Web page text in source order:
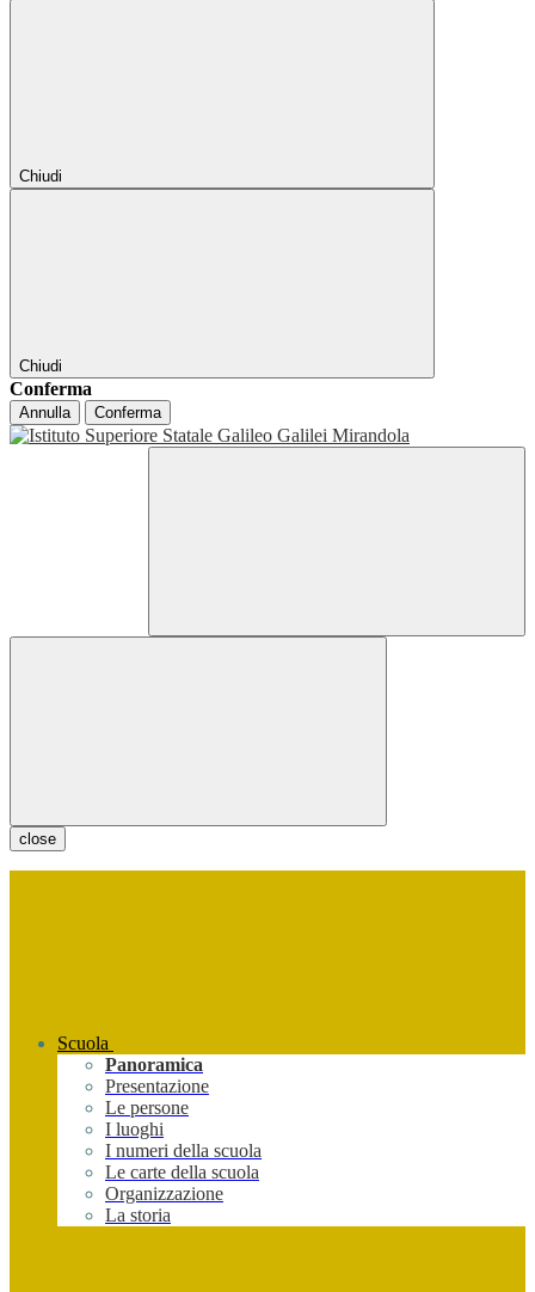
Chiudi
Chiudi
Conferma
Annulla Conferma
close
Scuola
Panoramica
Presentazione
Le persone
I luoghi
I numeri della scuola
Le carte della scuola
Organizzazione
La storia